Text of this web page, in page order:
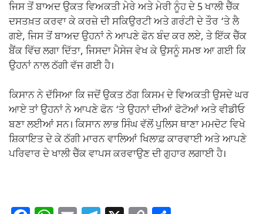
ਜਿਸ ਤੋਂ ਬਾਅਦ ਉਕਤ ਵਿਅਕਤੀ ਮੇਰੇ ਅਤੇ ਮੇਰੀ ਨੂੰਹ ਦੇ 5 ਖਾਲੀ ਚੈੱਕ
ਦਸਤਖ਼ਤ ਕਰਵਾ ਕੇ ਕਰਜ਼ੇ ਦੀ ਸਕਿਉਰਟੀ ਅਤੇ ਗਰੰਟੀ ਦੇ ਤੌਰ ‘ਤੇ ਲੈ
ਗਏ, ਜਿਸ ਤੋਂ ਬਾਅਦ ਉਹਨਾਂ ਨੇ ਆਪਣੇ ਫੋਨ ਬੰਦ ਕਰ ਲਏ, ਤੇ ਇੱਕ ਚੈੱਕ
ਬੈਂਕ ਵਿੱਚ ਲਗਾ ਦਿੱਤਾ, ਜਿਸਦਾ ਮੈਸੇਜ ਵੇਖ ਕੇ ਉਸਨੂੰ ਸਮਝ ਆ ਗਈ ਕਿ
ਉਹਨਾਂ ਨਾਲ ਠੱਗੀ ਵੱਜ ਗਈ ਹੈ।
ਕਿਸਾਨ ਨੇ ਦੱਸਿਆ ਕਿ ਜਦੋਂ ਉਕਤ ਠੱਗ ਕਿਸਮ ਦੇ ਵਿਅਕਤੀ ਉਸਦੇ ਘਰ
ਆਏ ਤਾਂ ਉਹਨਾਂ ਨੇ ਆਪਣੇ ਫੋਨ ‘ਤੇ ਉਹਨਾਂ ਦੀਆਂ ਫੋਟੋਆਂ ਅਤੇ ਵੀਡੀਓ
ਬਣਾ ਲਈਆਂ ਸਨ। ਕਿਸਾਨ ਲਾਭ ਸਿੰਘ ਵੱਲੋਂ ਪੁਲਿਸ ਥਾਣਾ ਮਮਦੋਟ ਵਿਖੇ
ਸ਼ਿਕਾਇਤ ਦੇ ਕੇ ਠੱਗੀ ਮਾਰਨ ਵਾਲਿਆਂ ਖਿਲਾਫ਼ ਕਾਰਵਾਈ ਅਤੇ ਆਪਣੇ
ਪਰਿਵਾਰ ਦੇ ਖਾਲੀ ਚੈੱਕ ਵਾਪਸ ਕਰਵਾਉਣ ਦੀ ਗੁਹਾਰ ਲਗਾਈ ਹੈ।